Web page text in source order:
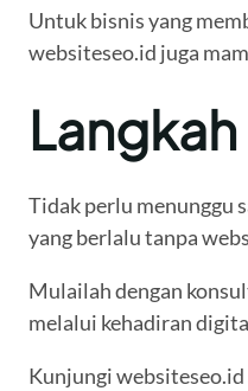
Untuk bisnis yang
websiteseo.id juga
Tidak perlu menunggu
yang berlalu tanpa
Mulailah dengan
melalui kehadiran
Kunjungi